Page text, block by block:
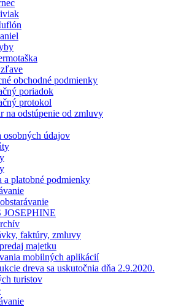
obchodné podmienky
poriadok
protokol
na odstúpenie od zmluvy
osobných údajov
a platobné podmienky
JOSEPHINE
faktúry, zmluvy
majetku
mobilných aplikácií
dreva sa uskutočnia dňa 2.9.2020.
turistov